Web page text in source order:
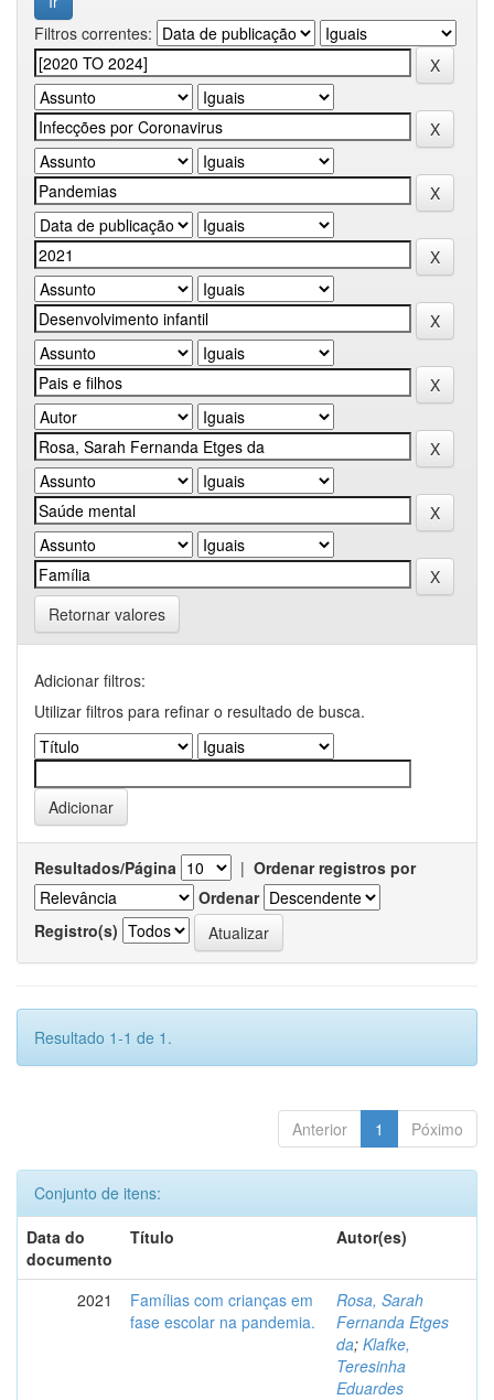
Filtros correntes:
Retornar valores
Adicionar filtros:
Utilizar filtros para refinar o resultado de busca.
Resultados/Página | Ordenar registros por
Ordenar
Registro(s)
Resultado 1-1 de 1.
Anterior 1 Póximo
Conjunto de itens:
Data do
documento
Título Autor(es)
2021
Famílias com crianças em
fase escolar na pandemia.
Rosa, Sarah
Fernanda Etges
da; Klafke,
Teresinha
Eduardes